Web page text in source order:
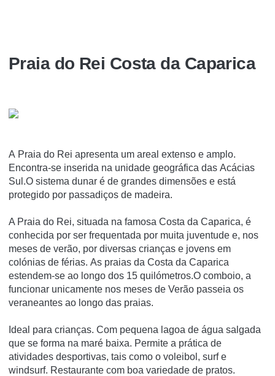
Praia do Rei Costa da Caparica
A Praia do Rei apresenta um areal extenso e amplo.
Encontra-se inserida na unidade geográfica das Acácias
Sul.O sistema dunar é de grandes dimensões e está
protegido por passadiços de madeira.
A Praia do Rei, situada na famosa Costa da Caparica, é
conhecida por ser frequentada por muita juventude e, nos
meses de verão, por diversas crianças e jovens em
colónias de férias. As praias da Costa da Caparica
estendem-se ao longo dos 15 quilómetros.O comboio, a
funcionar unicamente nos meses de Verão passeia os
veraneantes ao longo das praias.
Ideal para crianças. Com pequena lagoa de água salgada
que se forma na maré baixa. Permite a prática de
atividades desportivas, tais como o voleibol, surf e
windsurf. Restaurante com boa variedade de pratos.